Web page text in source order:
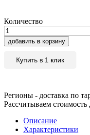
Количество
добавить в корзину
Купить в 1 клик
Регионы - доставка по
Рассчитываем стоимость
Описание
Характеристики